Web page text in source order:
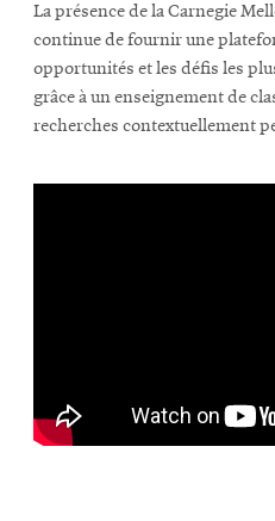
La présence de la Carnegie
continue de fournir une
opportunités et les défis les
grâce à un enseignement de
recherches contextuellement